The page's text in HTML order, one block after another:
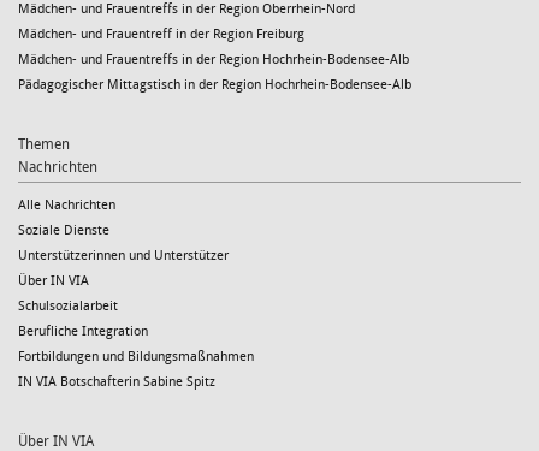
Mädchen- und Frauentreffs in der Region Oberrhein-Nord
Mädchen- und Frauentreff in der Region Freiburg
Mädchen- und Frauentreffs in der Region Hochrhein-Bodensee-Alb
Pädagogischer Mittagstisch in der Region Hochrhein-Bodensee-Alb
Themen
Nachrichten
Alle Nachrichten
Soziale Dienste
Unterstützerinnen und Unterstützer
Über IN VIA
Schulsozialarbeit
Berufliche Integration
Fortbildungen und Bildungsmaßnahmen
IN VIA Botschafterin Sabine Spitz
Über IN VIA